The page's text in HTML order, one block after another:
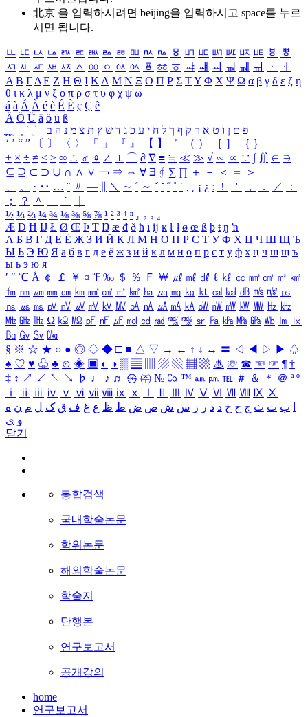
北京 을 입력하시려면 beijing을 입력하시고 space를 누르
시면 됩니다.
ㅥ ㅦ ㅧ ㅨ ㅩ ㅪ ㅫ ㅬ ㅭ ㅮ ㅯ ㅰ ㅱ ㅲ ㅳ ㅴ ㅵ ㅶ ㅷ ㅸ
ㅹ
ㅺ ㅻ ㅼ ㅽ ㅾ ㅿ ㆀ ㆁ ㆂ ㆃ ㆄ ㆅ ㆆ ㆇ ㆈ ㆉ ㆊ ㆋ ㆌ ㆍ
ㆎ
Α Β ΓΔ Ε Ζ Η Θ Ι ΚΛ Μ Ν Ξ Ο Π Ρ Σ ΤΥ Φ Χ Ψ Ω α β γ δ ε ζ η
θ ι κ λ μ ν ξ ο π ρ σ τ υ φ χ ψ ω
á à Á À é è É È ç Ç ê
Ä Ö Ü ä ö ü ß
ִֶֹ ֻּ ׁׂ פ ם ן ו ט א ר ק ף ך ל ח י ע כ ג ד ש ץ ת צ מ נ ה ב
‘ ’ “ ” 〔 〕 〈 〉 「 」 『 』 【 】 ＂ （ ） ［ ］ ｛ ｝
± × ÷ ≠ ≤ ≥ ∞ ∴ ♂ ♀ ∠ ⊥ ⌒ ∂ ∇ ≡ ≒ ≪ ≫ √ ∽ ∝ ∵ ∫ ∬ ∈ ∋
⊆ ⊇ ⊂ ⊃ ∪ ∩ ∧ ∨ ￢ ⇒ ⇔ ∀ ∃ ∮ ∑ ∏ ＋ － ＜ ＝
＞
、
。 · ‥ … ¨ 〃 ― ＼ ∼ ´ ～ ˇ ˘ ˝ ˚ ˙ ¸ ¡ ¿ ː ！ ＇ ， ． ／
：
；
？ ＾ ｀
½ ⅓ ⅔ ¼ ¾ ⅛ ⅜ ⅝ ⅞ ¹ ² ³ ⁴ ⁿ ₁ ₂ ₃ ₄
Æ Ð Ħ Ĳ Ł Ø Œ Þ Ŧ Ŋ æ đ ð ħ ı ĳ ĸ ŀ ł ø œ ß þ ŧ ŋ ŉ
А Б В Г Д Е Ё Ж З И Й К Л М Н О П Р С Т У Ф Х Ц Ч Ш Щ Ъ
Ы Ь Э Ю Я а б в г д е ё ж з и й к л м н о п р с т у ф х ц ч ш щ ъ
ы ь э ю я
′ ″ ℃ Å ￠ ￡ ￥ ¤ ℉ ‰ ＄ ％ Ｆ ￦ ㎕ ㎖ ㎗ ℓ ㎘ ㏄ ㎣ ㎤ ㎥ ㎦
㎙ ㎚ ㎛ ㎜ ㎝ ㎞ ㎟ ㎠ ㎡ ㎢ ㏊ ㎍ ㎎ ㎏ ㏏ ㎈ ㎉ ㏈ ㎧ ㎨ ㎰
㎱ ㎲ ㎳ ㎴ ㎵ ㎶ ㎷ ㎸ ㎹ ㎀ ㎁ ㎂ ㎃ ㎄ ㎺ ㎻ ㎽ ㎾ ㎿ ㎐ ㎑
㎒ ㎓ ㎔ Ω ㏀ ㏁ ㎊ ㎋ ㎌ ㏖ ㏅ ㎭ ㎮ ㎯ ㏛ ㎩ ㎪ ㎫ ㎬ ㏝ ㏐
㏓
㏃ ㏉ ㏜ ㏆
§ ※ ☆ ★ ○ ● ◎ ◇ ◆ □ ■ △ ▽ → ← ↑ ↓ ↔ 〓 ◁ ◀ ▷ ▶ ♤
♠ ♡ ♥ ♧ ♣ ⊙ ◈ ▣ ◐ ◑ ▒ ▤ ▨ ▧ ▦ ▩ ♨ ☏ ☎ ☜ ☞ ¶ †
‡ ↕ ↗ ↙ ↖ ↘ ♭ ♩ ♪ ♬ ㉿ ㈜ № ㏇ ™ ㏂ ㏘ ℡ ＃ ＆ ＊ ＠ ª º
ⅰ
ⅱ ⅲ ⅳ ⅴ ⅵ ⅶ ⅷ ⅸ ⅹ Ⅳ Ⅴ Ⅵ Ⅶ Ⅷ Ⅸ Ⅹ
ب ت ث ج ح خ د ذ ر ز س ش ص ض ط ظ ع غ ف ق ک ل م ن ه
و ی
닫기
통합검색
국내학술논문
학위논문
해외학술논문
학술지
단행본
연구보고서
공개강의
home
연구보고서